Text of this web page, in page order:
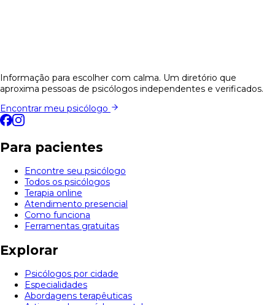
Informação para escolher com calma. Um diretório que
aproxima pessoas de psicólogos independentes e verificados.
Encontrar meu psicólogo
Para pacientes
Encontre seu psicólogo
Todos os psicólogos
Terapia online
Atendimento presencial
Como funciona
Ferramentas gratuitas
Explorar
Psicólogos por cidade
Especialidades
Abordagens terapêuticas